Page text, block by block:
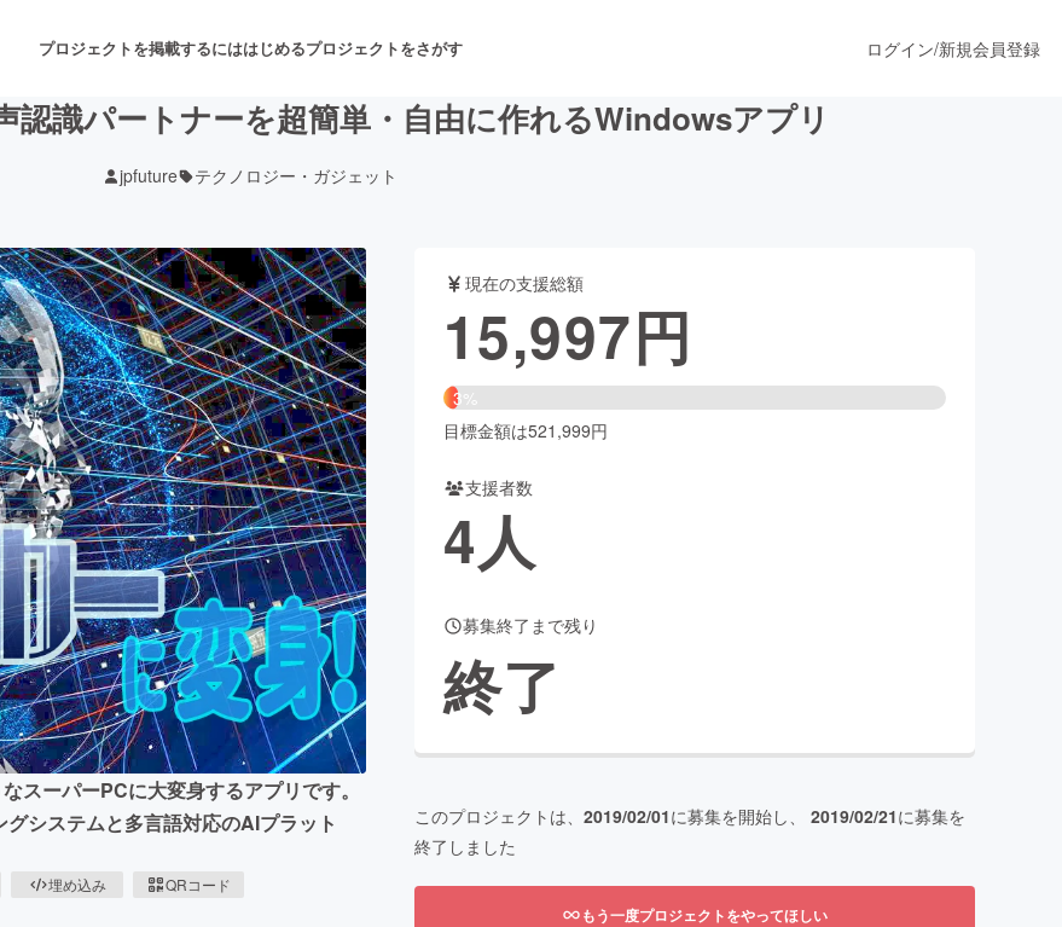
プロジェクトを掲載するにははじめるプロジェクトをさがす
音楽 舞台・パフォーマンス
ゲーム・サービス開発 フード・飲食店 ファッション
書籍・雑誌出版 アニメ・漫画
チャレンジ ビューティー・ヘルスケア
CAMPFIRE for Social Good CAMPFIRE Creation
CAMPFIREふるさと納税machi-ya コミュニティ
ログイン/新規会員登録
認識パートナーを超簡単・自由に作れるWindowsアプリ
jpfuture テクノロジー・ガジェット
スーパーPCに大変身するアプリです。
システムと多言語対応のAIプラット
埋め込み QRコード
現在の支援総額
15,997円
3%
目標金額は521,999円
支援者数
4人
募集終了まで残り
終了
このプロジェクトは、 2019/02/01に募集を開始し、 2019/02/21に募集を
終了しました
もう一度プロジェクトをやってほしい